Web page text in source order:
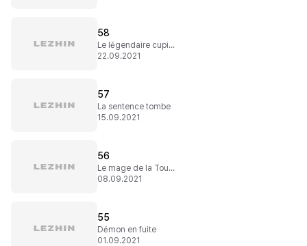
58
Le légendaire cupidon à la chevelure noire
22.09.2021
57
La sentence tombe
15.09.2021
56
Le mage de la Tour Blanche
08.09.2021
55
Démon en fuite
01.09.2021